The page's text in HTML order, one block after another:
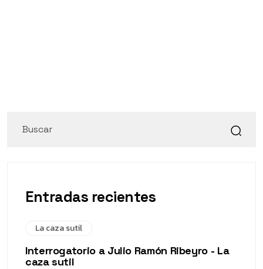
Entradas recientes
La caza sutil
Interrogatorio a Julio Ramón Ribeyro - La
caza sutil